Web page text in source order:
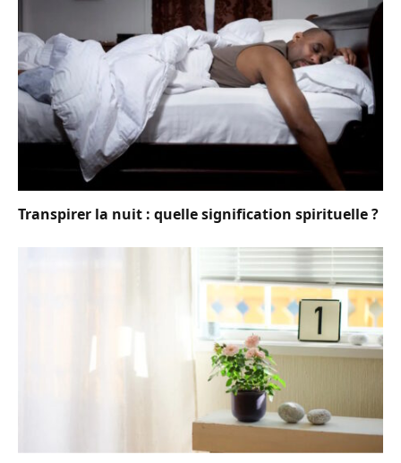
Transpirer la nuit : quelle signification spirituelle ?